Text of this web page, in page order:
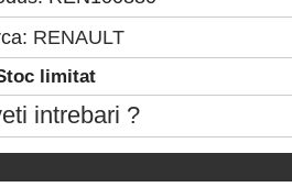
RENAULT
limitat
intrebari ?